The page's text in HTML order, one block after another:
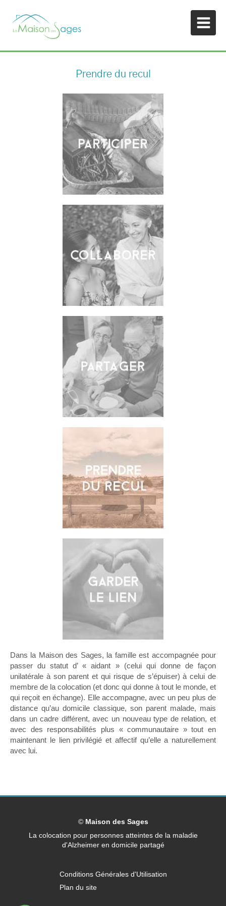
Prendre du recul
Dans la Maison des Sages, la famille est accompagnée pour
passer du statut d’ « aidant » (celui qui donne de façon
unilatérale à son parent et qui risque de s’épuiser) à celui de
membre de la colocation (et donc qui donne à tout le monde, et
qui reçoit en échange). Elle accompagne, avec un peu plus de
distance qu’au domicile classique, son parent malade, mais
dans un cadre différent, avec un nouveau type de relation, et
avec des responsabilités plus « communautaire » tout en
maintenant le lien privilégié et affectif qu’elle a naturellement
avec lui.
©Maison des Sages
La colocation pour personnes atteintes de la maladie
d'Alzheimer en domicile partagé
Conditions Générales d'Utilisation
Plan du site